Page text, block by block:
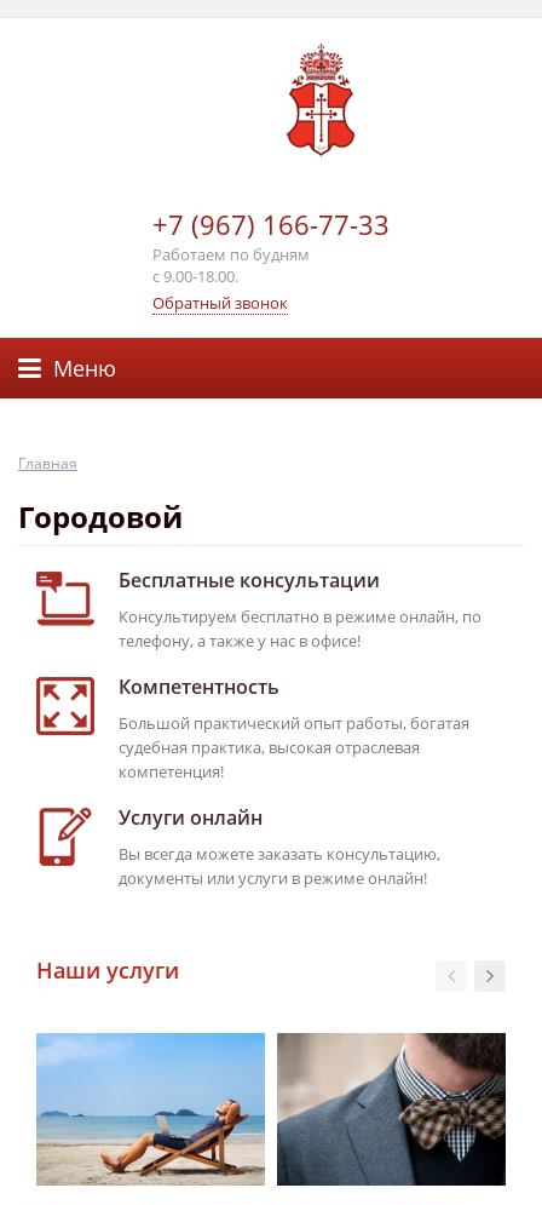
+7 (967) 166-77-33
Работаем по будням
с 9.00-18.00.
Обратный звонок
Меню
Главная
Городовой
Бесплатные консультации
Консультируем бесплатно в режиме онлайн, по
телефону, а также у нас в офисе!
Компетентность
Большой практический опыт работы, богатая
судебная практика, высокая отраслевая
компетенция!
Услуги онлайн
Вы всегда можете заказать консультацию,
документы или услуги в режиме онлайн!
Наши услуги